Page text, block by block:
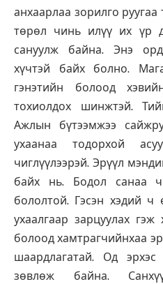
анхаарлаа зорилго
төрөл чинь илүү их үр
сануулж байна. Энэ
хүчтэй байх болно.
гэнэтийн болоод
тохиолдох шинжтэй.
Ажлын бүтээмжээ
ухаанаа тодорхой
чиглүүлээрэй. Эрүүл
байх нь. Бодол санаа
бололтой. Гэсэн хэдий ч
ухаалгаар зарцуулах гэж
болоод хамтрагчийнхаа
шаардлагатай. Од
зөвлөж байна.